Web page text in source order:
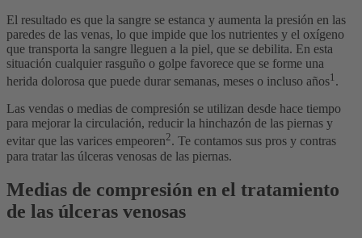
El resultado es que la sangre se estanca y aumenta la presión en las
paredes de las venas, lo que impide que los nutrientes y el oxígeno
que transporta la sangre lleguen a la piel, que se debilita. En esta
situación cualquier rasguño o golpe favorece que se forme una
herida dolorosa que puede durar semanas, meses o incluso años1 .
Las vendas o medias de compresión se utilizan desde hace tiempo
para mejorar la circulación, reducir la hinchazón de las piernas y
evitar que las varices empeoren2. Te contamos sus pros y contras
para tratar las úlceras venosas de las piernas.
Medias de compresión en el tratamiento
de las úlceras venosas